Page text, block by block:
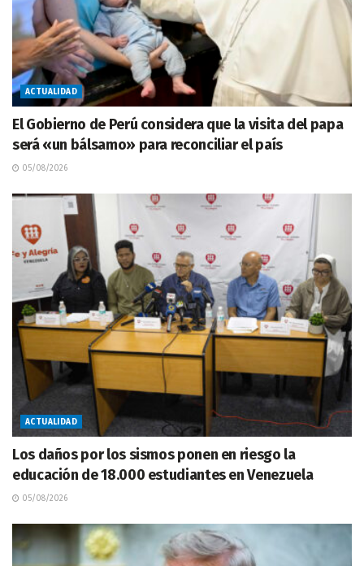
ACTUALIDAD
El Gobierno de Perú considera que la visita del papa
será «un bálsamo» para reconciliar el país
05/08/2026
ACTUALIDAD
Los daños por los sismos ponen en riesgo la
educación de 18.000 estudiantes en Venezuela
05/08/2026